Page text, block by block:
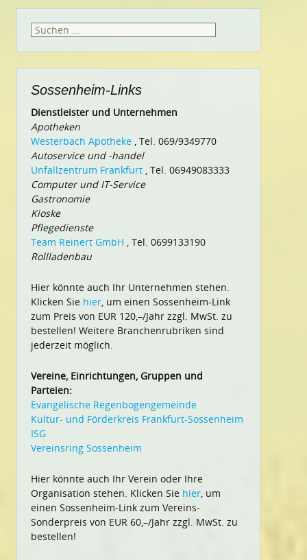
Suchen
Sossenheim-Links
Dienstleister und Unternehmen
Apotheken
Westerbach Apotheke , Tel. 069/9349770
Autoservice und -handel
Unfallzentrum Frankfurt , Tel. 06949083333
Computer und IT-Service
Gastronomie
Kioske
Pflegedienste
Team Reinert GmbH , Tel. 0699133190
Rollladenbau
Hier könnte auch Ihr Unternehmen stehen.
Klicken Sie hier , um einen Sossenheim-Link
zum Preis von EUR 120,–/Jahr zzgl. MwSt. zu
bestellen! Weitere Branchenrubriken sind
jederzeit möglich.
Vereine, Einrichtungen, Gruppen und
Parteien:
Evangelische Regenbogengemeinde
Kultur- und Förderkreis Frankfurt-Sossenheim
ISG
Vereinsring Sossenheim
Hier könnte auch Ihr Verein oder Ihre
Organisation stehen. Klicken Sie hier , um
einen Sossenheim-Link zum Vereins-
Sonderpreis von EUR 60,–/Jahr zzgl. MwSt. zu
bestellen!